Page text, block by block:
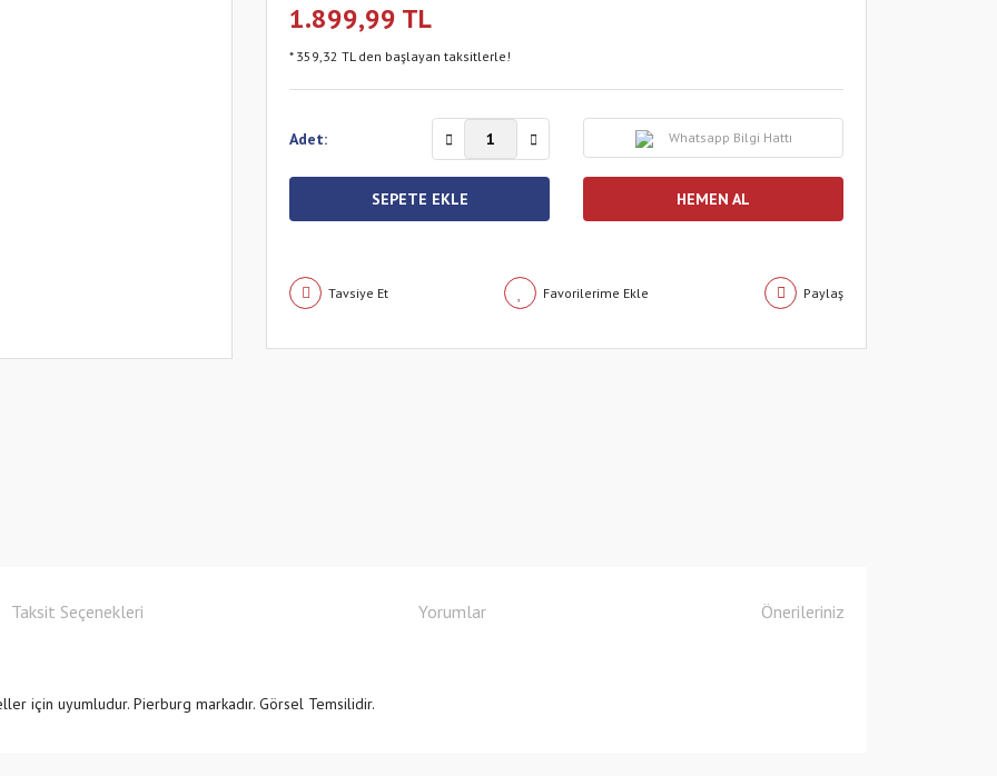
1.899,99 TL
* 359,32 TL den başlayan taksitlerle!
Adet: Whatsapp Bilgi Hattı
SEPETE EKLE HEMEN AL
Tavsiye Et Paylaş
Taksit Seçenekleri Yorumlar Önerileriniz
için uyumludur. Pierburg markadır. Görsel Temsilidir.